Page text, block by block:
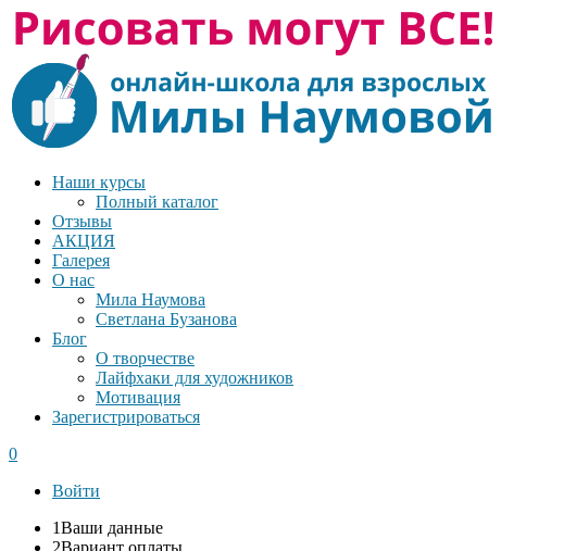
Наши курсы
Полный каталог
Отзывы
АКЦИЯ
Галерея
О нас
Мила Наумова
Светлана Бузанова
Блог
О творчестве
Лайфхаки для художников
Мотивация
Зарегистрироваться
0
Войти
1Ваши данные
2Вариант оплаты